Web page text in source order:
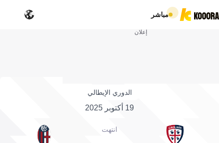
مباشر
إعلان
الدوري الإيطالي
19 أكتوبر 2025
انتهت